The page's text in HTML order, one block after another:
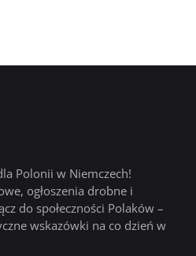
Polonii w Niemczech!
ogłoszenia drobne i
do społeczności Polaków –
wskazówki na co dzień w